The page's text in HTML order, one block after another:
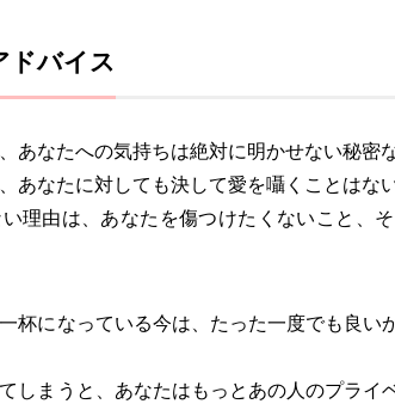
ドバイス
あなたへの気持ちは絶対に明かせない秘密
あなたに対しても決して愛を囁くことはな
理由は、あなたを傷つけたくないこと、
杯になっている今は、たった一度でも良い
しまうと、あなたはもっとあの人のプライ